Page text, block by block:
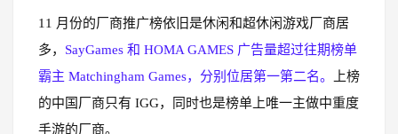
11 月份的厂商推广榜依旧是休闲和超休闲游戏厂商居
多， SayGames 和 HOMA GAMES 广告量超过往期榜单
霸主 Matchingham Games，分别位居第一第二名。
上榜
的中国厂商只有 IGG，同时也是榜单上唯一主做中重度
手游的厂商。